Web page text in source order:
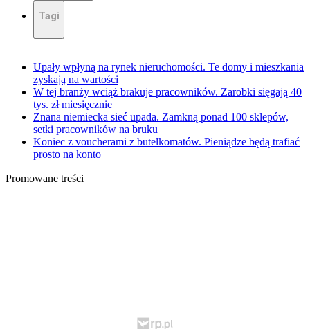
Tagi
Upały wpłyną na rynek nieruchomości. Te domy i mieszkania
zyskają na wartości
W tej branży wciąż brakuje pracowników. Zarobki sięgają 40
tys. zł miesięcznie
Znana niemiecka sieć upada. Zamkną ponad 100 sklepów,
setki pracowników na bruku
Koniec z voucherami z butelkomatów. Pieniądze będą trafiać
prosto na konto
Promowane treści